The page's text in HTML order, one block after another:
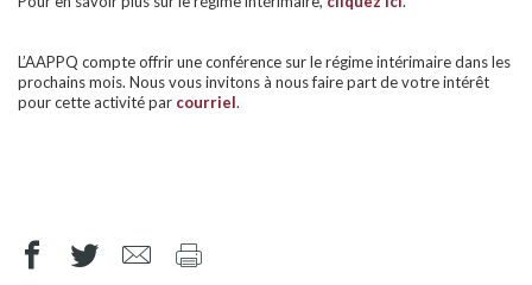
L’AAPPQ compte offrir une conférence sur le régime intérimaire dans les
prochains mois. Nous vous invitons à nous faire part de votre intérêt
pour cette activité par courriel.